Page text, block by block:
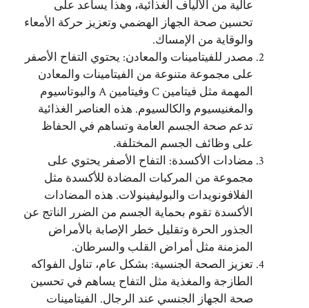
عالية من الألياف الغذائية، وهذا يساعد على
تحسين صحة الجهاز الهضمي وتعزيز حركة الأمعاء
والوقاية من الإمساك.
مصدر للفيتامينات والمعادن: يحتوي التفاح الأصفر
على مجموعة متنوعة من الفيتامينات والمعادن
المهمة مثل فيتامين C وفيتامين A والبوتاسيوم
والمغنيسيوم والكالسيوم. هذه العناصر الغذائية
تدعم صحة الجسم العامة وتساهم في الحفاظ
على وظائف الجسم المختلفة.
مضادات الأكسدة: التفاح الأصفر يحتوي على
مجموعة من المركبات المضادة للأكسدة مثل
الفلافونويدات والبوليفينولات. هذه المضادات
الأكسدة تقوم بحماية الجسم من الضرر الناتج عن
الجذور الحرة وتقليل خطر الإصابة بالأمراض
المزمنة مثل أمراض القلب والسرطان.
تعزيز الصحة الجنسية: بشكل عام، تناول الفواكه
الطازجة والمغذية مثل التفاح يساهم في تحسين
صحة الجهاز الجنسي عند الرجال. الفيتامينات